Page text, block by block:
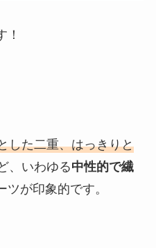
！
した二重、はっきりと
、いわゆる中性的で繊
ツが印象的です。